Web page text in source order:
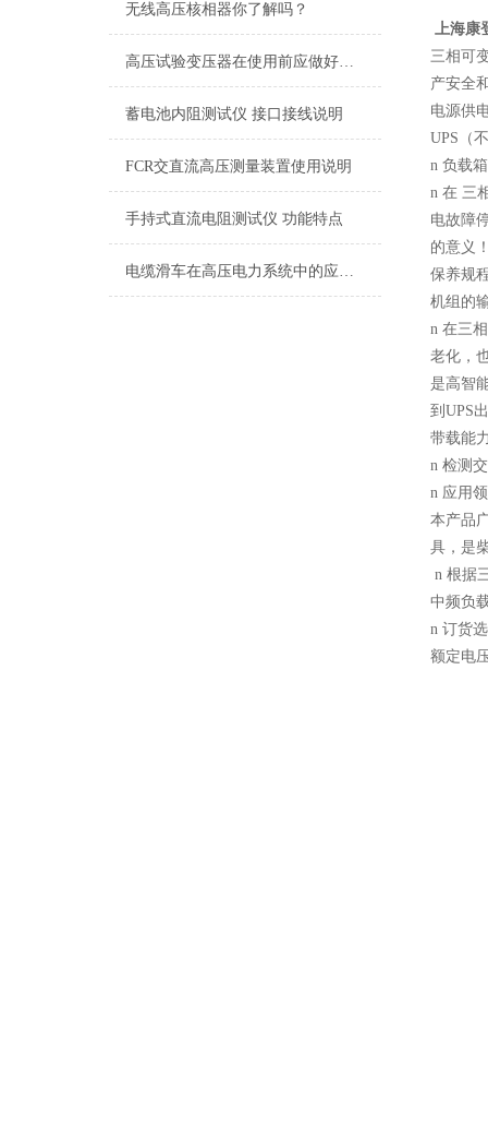
无线高压核相器你了解吗？
高压试验变压器在使用前应做好充分的准备工作
蓄电池内阻测试仪 接口接线说明
FCR交直流高压测量装置使用说明
手持式直流电阻测试仪 功能特点
电缆滑车在高压电力系统中的应用与挑战
上海康
三相可
产安全
电源供
UPS（
n 负载
n 在 三
电故障
的意义
保养规
机组的
n 在三
老化，
是高智
到UPS
带载能
n 检测
n 应用
本产品
具，是
n 根据
中频负
n 订货
额定电